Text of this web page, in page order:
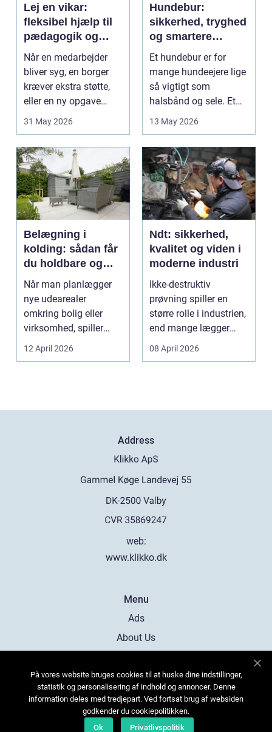
Lej en vikar:
fleksibel hjælp til
pædagogik og
sundhed
Når en medarbejder
bliver syg, en borger
kræver ekstra støtte,
eller en ny opgave
31 May 2026
Hundebur:
sikkerhed, tryghed
og smartere
hverdag med hund
Et hundebur er for
mange hundeejere lige
så vigtigt som
halsbånd og sele. Et
13 May 2026
Belægning i
kolding: sådan får
du holdbare og
flotte udearealer
Når man planlægger
nye udearealer
omkring bolig eller
virksomhed, spiller
belægningen en helt
centra...
12 April 2026
Ndt: sikkerhed,
kvalitet og viden i
moderne industri
Ikke-destruktiv
prøvning spiller en
større rolle i industrien,
end mange lægger
mærke til i hverdage...
08 April 2026
Address
web:
www.klikko.dk
Menu
Ads
About Us
Contact
Sitemap
På vores website bruges cookies til at huske dine indstillinger,
statistik og personalisering af indhold og annoncer. Denne
information deles med tredjepart. Ved fortsat brug af websiden
godkender du cookiepolitikken.
Ok
Privatlivspolitik